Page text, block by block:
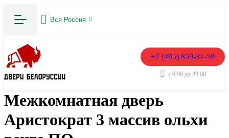
Вся Россия
+7 (495) 859-31-59
с 9:00 до 20:00
Межкомнатная дверь
Аристократ 3 массив ольхи